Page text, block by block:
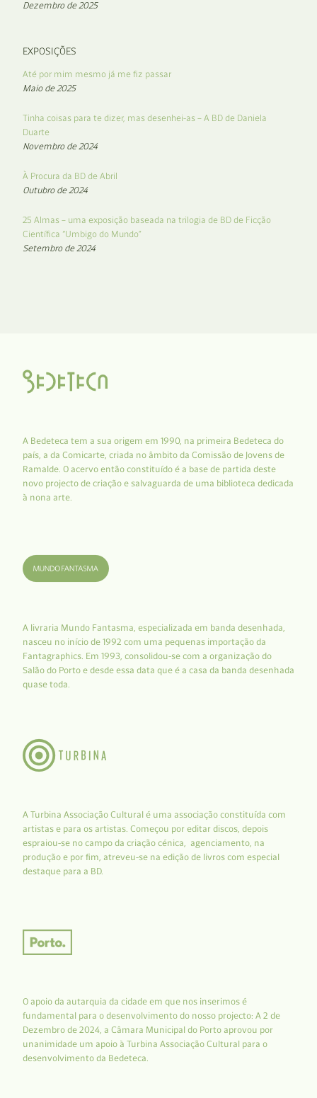
Dezembro de 2025
EXPOSIÇÕES
Até por mim mesmo já me fiz passar
Maio de 2025
Tinha coisas para te dizer, mas desenhei-as – A BD de Daniela
Duarte
Novembro de 2024
À Procura da BD de Abril
Outubro de 2024
25 Almas – uma exposição baseada na trilogia de BD de Ficção
Científica “Umbigo do Mundo”
Setembro de 2024
A Bedeteca tem a sua origem em 1990, na primeira Bedeteca do
país, a da Comicarte, criada no âmbito da Comissão de Jovens de
Ramalde. O acervo então constituído é a base de partida deste
novo projecto de criação e salvaguarda de uma biblioteca dedicada
à nona arte.
A livraria Mundo Fantasma, especializada em banda desenhada,
nasceu no início de 1992 com uma pequenas importação da
Fantagraphics. Em 1993, consolidou-se com a organização do
Salão do Porto e desde essa data que é a casa da banda desenhada
quase toda.
A Turbina Associação Cultural é uma associação constituída com
artistas e para os artistas. Começou por editar discos, depois
espraiou-se no campo da criação cénica, agenciamento, na
produção e por fim, atreveu-se na edição de livros com especial
destaque para a BD.
O apoio da autarquia da cidade em que nos inserimos é
fundamental para o desenvolvimento do nosso projecto: A 2 de
Dezembro de 2024, a Câmara Municipal do Porto aprovou por
unanimidade um apoio à Turbina Associação Cultural para o
desenvolvimento da Bedeteca.